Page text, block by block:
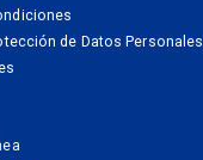
de Datos Personales